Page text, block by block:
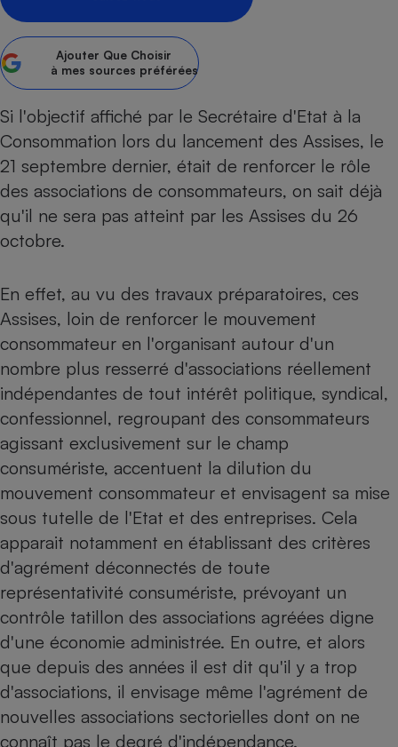
Ajouter Que Choisir
à mes sources préférées
Si l'objectif affiché par le Secrétaire d'Etat à la
Consommation lors du lancement des Assises, le
21 septembre dernier, était de renforcer le rôle
des associations de consommateurs, on sait déjà
qu'il ne sera pas atteint par les Assises du 26
octobre.
En effet, au vu des travaux préparatoires, ces
Assises, loin de renforcer le mouvement
consommateur en l'organisant autour d'un
nombre plus resserré d'associations réellement
indépendantes de tout intérêt politique, syndical,
confessionnel, regroupant des consommateurs
agissant exclusivement sur le champ
consumériste, accentuent la dilution du
mouvement consommateur et envisagent sa mise
sous tutelle de l'Etat et des entreprises. Cela
apparait notamment en établissant des critères
d'agrément déconnectés de toute
représentativité consumériste, prévoyant un
contrôle tatillon des associations agréées digne
d'une économie administrée. En outre, et alors
que depuis des années il est dit qu'il y a trop
d'associations, il envisage même l'agrément de
nouvelles associations sectorielles dont on ne
connaît pas le degré d'indépendance.
Sécurité - Hygiène
Complément
alimentaire
bouteille
Assurance
Mutuelle
Assurance emprunteur
Banque
Circulation routière
Comparateur auto
Supermarché - Drive
Comparatif plaque à
Comparatif hotte
Comparatif climatiseur
Comparatif aspirateur
Comparatif robot cuiseur
Comparatif centrale
Gros électroménager
Petit électroménager -
Lave-linge
Électricité - Gaz
Comparatif barre de son
Comparatif imprimante
Comparatif ordinateur
Comparatif ultrabook
Image et son
Informatique
Internet
Téléphonie
Téléviseur
Comparatif poêle à
Comparatif radiateur
Aménagement
Produit d'entretien
Sécurité domestique
Hygiène - Beauté
Maladie - Médecine -
Mutuelle
Antimoustique
Choisir son pellet
Comparateur assurance emprunteur
Tous les comparateurs
Toutes les cartes interactives
Speedtest - Testez le débit de votre
connexion Internet